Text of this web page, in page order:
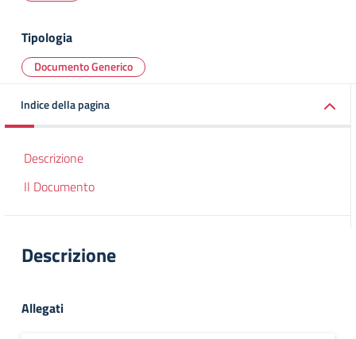
Tipologia
Documento Generico
Indice della pagina
Descrizione
Il Documento
Descrizione
Allegati